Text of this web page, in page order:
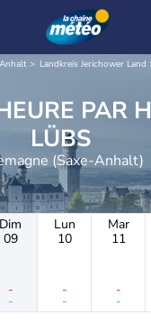
Landkreis Jerichower Land
PAR
LÜBS
(Saxe-Anhalt)
Dim
09
-
-
Lun
10
-
-
Mar
11
-
-